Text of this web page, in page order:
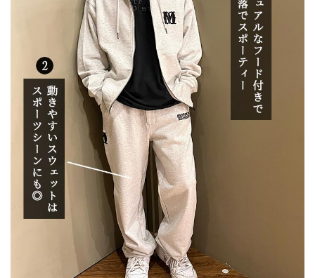
tune 絞り込んで検索する